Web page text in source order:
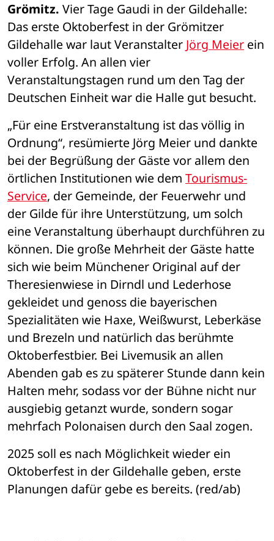
Grömitz. Vier Tage Gaudi in der Gildehalle:
Das erste Oktoberfest in der Grömitzer
Gildehalle war laut Veranstalter Jörg Meier ein
voller Erfolg. An allen vier
Veranstaltungstagen rund um den Tag der
Deutschen Einheit war die Halle gut besucht.
„Für eine Erstveranstaltung ist das völlig in
Ordnung“, resümierte Jörg Meier und dankte
bei der Begrüßung der Gäste vor allem den
örtlichen Institutionen wie dem Tourismus-
Service, der Gemeinde, der Feuerwehr und
der Gilde für ihre Unterstützung, um solch
eine Veranstaltung überhaupt durchführen zu
können. Die große Mehrheit der Gäste hatte
sich wie beim Münchener Original auf der
Theresienwiese in Dirndl und Lederhose
gekleidet und genoss die bayerischen
Spezialitäten wie Haxe, Weißwurst, Leberkäse
und Brezeln und natürlich das berühmte
Oktoberfestbier. Bei Livemusik an allen
Abenden gab es zu späterer Stunde dann kein
Halten mehr, sodass vor der Bühne nicht nur
ausgiebig getanzt wurde, sondern sogar
mehrfach Polonaisen durch den Saal zogen.
2025 soll es nach Möglichkeit wieder ein
Oktoberfest in der Gildehalle geben, erste
Planungen dafür gebe es bereits. (red/ab)